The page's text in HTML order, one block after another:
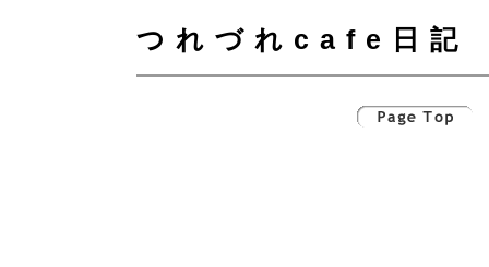
つれづれcafe日記